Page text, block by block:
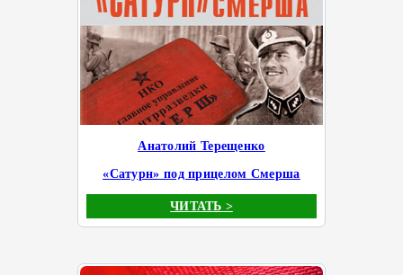
Анатолий Терещенко
«Сатурн» под прицелом Смерша
ЧИТАТЬ >